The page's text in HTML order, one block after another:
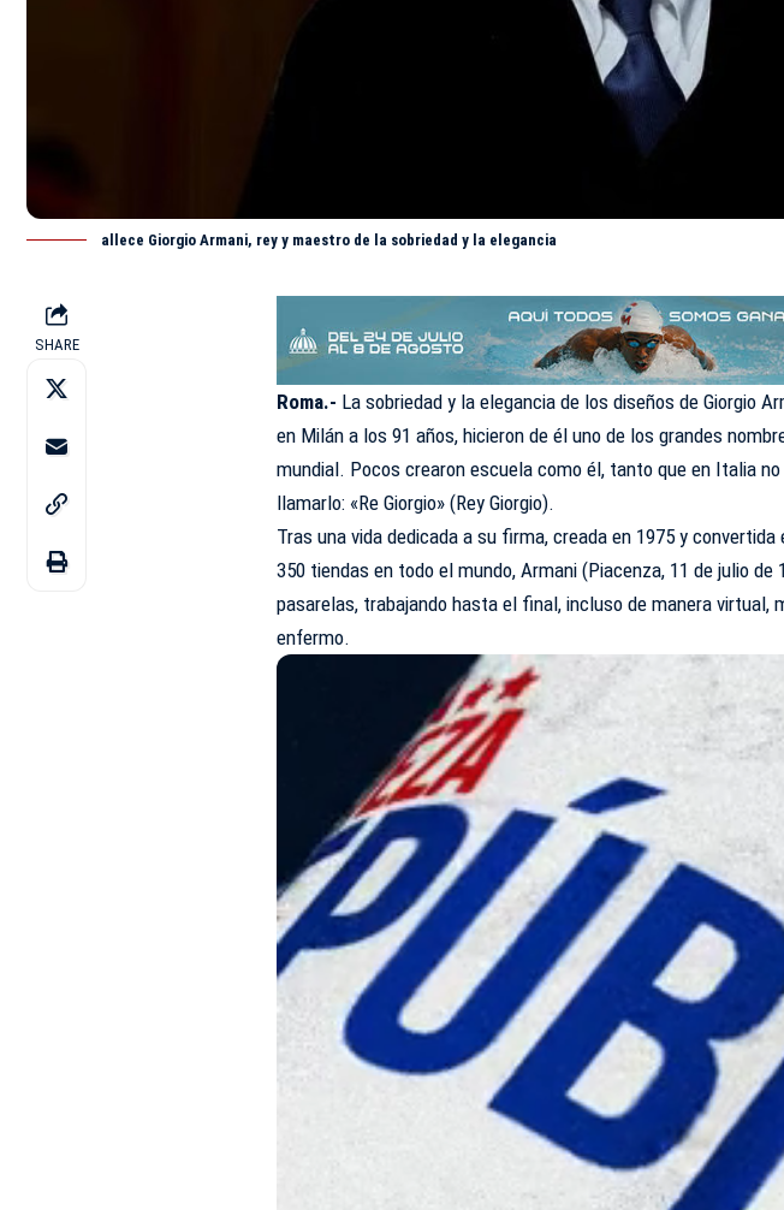
allece Giorgio Armani, rey y maestro de la sobriedad y la elegancia
SHARE
Roma.- La sobriedad y la elegancia de los diseños de Giorgio
en Milán a los 91 años, hicieron de él uno de los grandes
mundial. Pocos crearon escuela como él, tanto que en Italia
llamarlo: «Re Giorgio» (Rey Giorgio).
Tras una vida dedicada a su firma, creada en 1975 y
350 tiendas en todo el mundo, Armani (Piacenza, 11 de julio de
pasarelas, trabajando hasta el final, incluso de manera virtual,
enfermo.